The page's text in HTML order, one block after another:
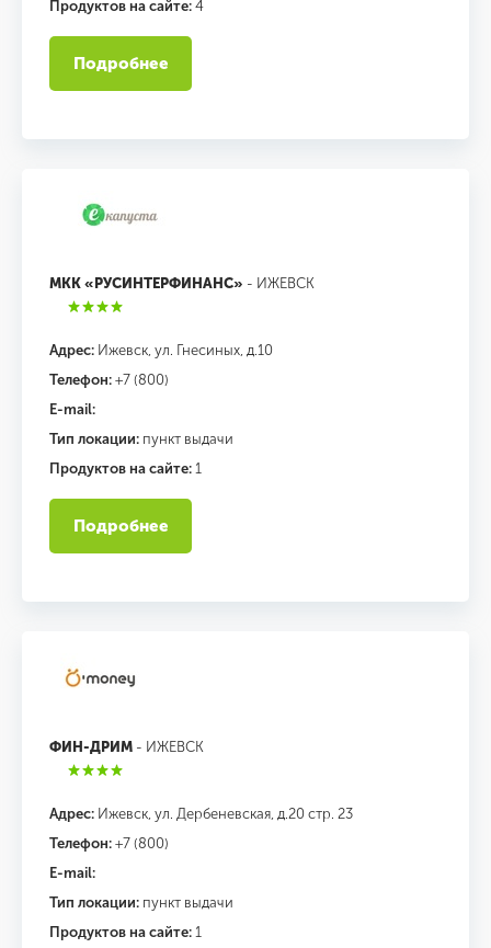
Продуктов на сайте: 4
Подробнее
МКК «РУСИНТЕРФИНАНС» - ИЖЕВСК
Адрес: Ижевск, ул. Гнесиных, д.10
Телефон: +7 (800)
E-mail:
Тип локации: пункт выдачи
Продуктов на сайте: 1
Подробнее
ФИН-ДРИМ - ИЖЕВСК
Адрес: Ижевск, ул. Дербеневская, д.20 стр. 23
Телефон: +7 (800)
E-mail:
Тип локации: пункт выдачи
Продуктов на сайте: 1